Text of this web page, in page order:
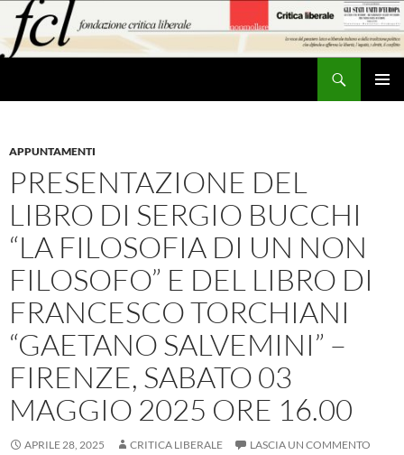
contenuto
APPUNTAMENTI
PRESENTAZIONE DEL
LIBRO DI SERGIO BUCCHI
“LA FILOSOFIA DI UN NON
FILOSOFO” E DEL LIBRO DI
FRANCESCO TORCHIANI
“GAETANO SALVEMINI” –
FIRENZE, SABATO 03
MAGGIO 2025 ORE 16.00
APRILE 28, 2025 CRITICA LIBERALE LASCIA UN COMMENTO